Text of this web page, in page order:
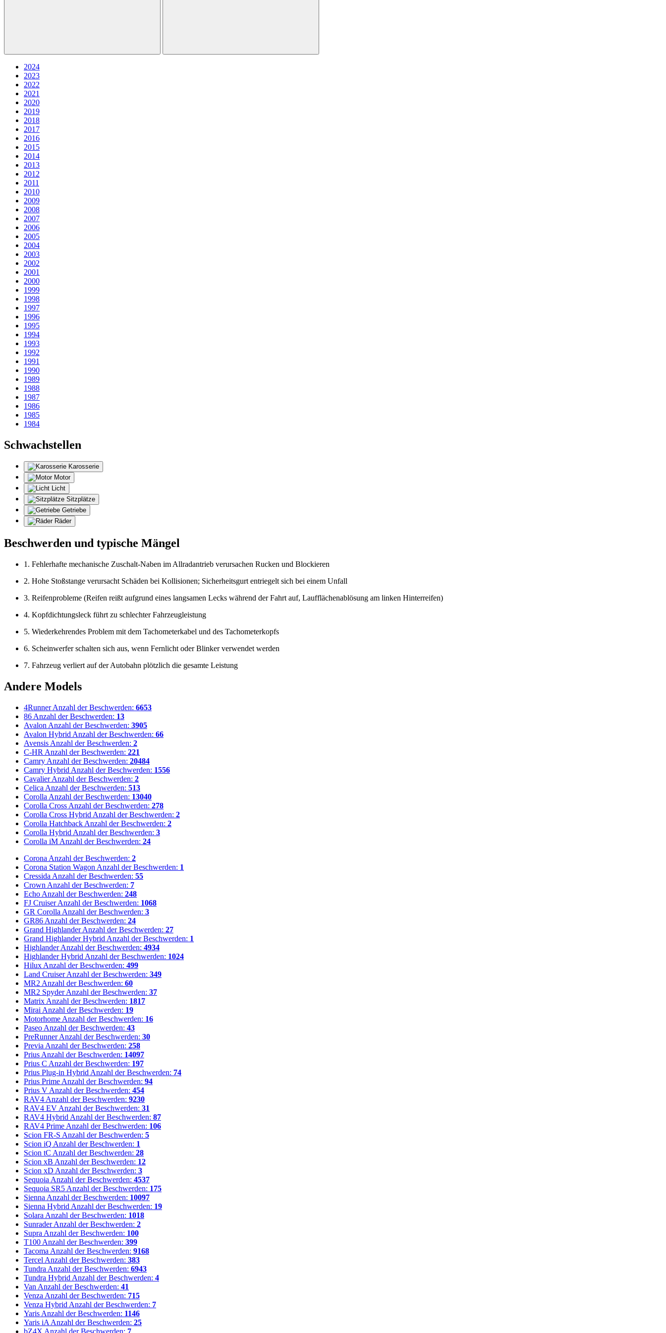
2024
2023
2022
2021
2020
2019
2018
2017
2016
2015
2014
2013
2012
2011
2010
2009
2008
2007
2006
2005
2004
2003
2002
2001
2000
1999
1998
1997
1996
1995
1994
1993
1992
1991
1990
1989
1988
1987
1986
1985
1984
Schwachstellen
Karosserie
Motor
Licht
Sitzplätze
Getriebe
Räder
Beschwerden und typische Mängel
1. Fehlerhafte mechanische Zuschalt-Naben im Allradantrieb verursachen Rucken und Blockieren
2. Hohe Stoßstange verursacht Schäden bei Kollisionen; Sicherheitsgurt entriegelt sich bei einem Unfall
3. Reifenprobleme (Reifen reißt aufgrund eines langsamen Lecks während der Fahrt auf, Laufflächenablösung am linken Hinterreifen)
4. Kopfdichtungsleck führt zu schlechter Fahrzeugleistung
5. Wiederkehrendes Problem mit dem Tachometerkabel und des Tachometerkopfs
6. Scheinwerfer schalten sich aus, wenn Fernlicht oder Blinker verwendet werden
7. Fahrzeug verliert auf der Autobahn plötzlich die gesamte Leistung
Andere Models
4Runner Anzahl der Beschwerden: 6653
86 Anzahl der Beschwerden: 13
Avalon Anzahl der Beschwerden: 3905
Avalon Hybrid Anzahl der Beschwerden: 66
Avensis Anzahl der Beschwerden: 2
C-HR Anzahl der Beschwerden: 221
Camry Anzahl der Beschwerden: 20484
Camry Hybrid Anzahl der Beschwerden: 1556
Cavalier Anzahl der Beschwerden: 2
Celica Anzahl der Beschwerden: 513
Corolla Anzahl der Beschwerden: 13040
Corolla Cross Anzahl der Beschwerden: 278
Corolla Cross Hybrid Anzahl der Beschwerden: 2
Corolla Hatchback Anzahl der Beschwerden: 2
Corolla Hybrid Anzahl der Beschwerden: 3
Corolla iM Anzahl der Beschwerden: 24
Corona Anzahl der Beschwerden: 2
Corona Station Wagon Anzahl der Beschwerden: 1
Cressida Anzahl der Beschwerden: 55
Crown Anzahl der Beschwerden: 7
Echo Anzahl der Beschwerden: 248
FJ Cruiser Anzahl der Beschwerden: 1068
GR Corolla Anzahl der Beschwerden: 3
GR86 Anzahl der Beschwerden: 24
Grand Highlander Anzahl der Beschwerden: 27
Grand Highlander Hybrid Anzahl der Beschwerden: 1
Highlander Anzahl der Beschwerden: 4934
Highlander Hybrid Anzahl der Beschwerden: 1024
Hilux Anzahl der Beschwerden: 499
Land Cruiser Anzahl der Beschwerden: 349
MR2 Anzahl der Beschwerden: 60
MR2 Spyder Anzahl der Beschwerden: 37
Matrix Anzahl der Beschwerden: 1817
Mirai Anzahl der Beschwerden: 19
Motorhome Anzahl der Beschwerden: 16
Paseo Anzahl der Beschwerden: 43
PreRunner Anzahl der Beschwerden: 30
Previa Anzahl der Beschwerden: 258
Prius Anzahl der Beschwerden: 14097
Prius C Anzahl der Beschwerden: 197
Prius Plug-in Hybrid Anzahl der Beschwerden: 74
Prius Prime Anzahl der Beschwerden: 94
Prius V Anzahl der Beschwerden: 454
RAV4 Anzahl der Beschwerden: 9230
RAV4 EV Anzahl der Beschwerden: 31
RAV4 Hybrid Anzahl der Beschwerden: 87
RAV4 Prime Anzahl der Beschwerden: 106
Scion FR-S Anzahl der Beschwerden: 5
Scion iQ Anzahl der Beschwerden: 1
Scion tC Anzahl der Beschwerden: 28
Scion xB Anzahl der Beschwerden: 12
Scion xD Anzahl der Beschwerden: 3
Sequoia Anzahl der Beschwerden: 4537
Sequoia SR5 Anzahl der Beschwerden: 175
Sienna Anzahl der Beschwerden: 10097
Sienna Hybrid Anzahl der Beschwerden: 19
Solara Anzahl der Beschwerden: 1018
Sunrader Anzahl der Beschwerden: 2
Supra Anzahl der Beschwerden: 100
T100 Anzahl der Beschwerden: 399
Tacoma Anzahl der Beschwerden: 9168
Tercel Anzahl der Beschwerden: 383
Tundra Anzahl der Beschwerden: 6943
Tundra Hybrid Anzahl der Beschwerden: 4
Van Anzahl der Beschwerden: 41
Venza Anzahl der Beschwerden: 715
Venza Hybrid Anzahl der Beschwerden: 7
Yaris Anzahl der Beschwerden: 1146
Yaris iA Anzahl der Beschwerden: 25
bZ4X Anzahl der Beschwerden: 7